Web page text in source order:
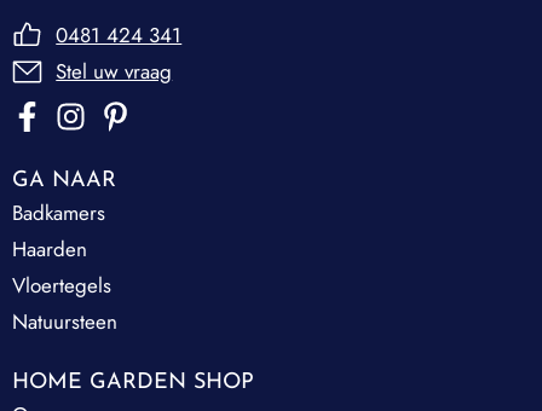
0481 424 341
Stel uw vraag
GA NAAR
Badkamers
Haarden
Vloertegels
Natuursteen
HOME GARDEN SHOP